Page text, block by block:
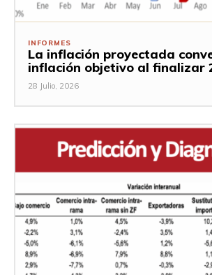
INFORMES
La inflación proyectada
inflación objetivo al finalizar
28 Julio, 2026